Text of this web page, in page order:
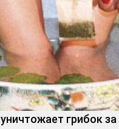
грибок за